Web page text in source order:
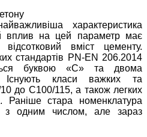
характеристика
вплив на цей параметр має
відсотковий вміст цементу.
стандартів PN-EN 206.2014
буквою «C» та двома
Існують класи важких та
до C100/115, а також легких
стара номенклатура
з одним числом, але зараз